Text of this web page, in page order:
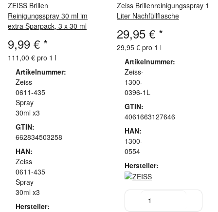
ZEISS Brillen
Reinigungsspray 30 ml im
extra Sparpack, 3 x 30 ml
9,99 € *
111,00 € pro 1 l
Artikelnummer:
Zeiss
0611-435
Spray
30ml x3
GTIN:
662834503258
HAN:
Zeiss
0611-435
Spray
30ml x3
Hersteller:
Zeiss Brillenreinigungsspray 1
Liter Nachfüllflasche
29,95 € *
29,95 € pro 1 l
Artikelnummer:
Zeiss-
1300-
0396-1L
GTIN:
4061663127646
HAN:
1300-
0554
Hersteller: